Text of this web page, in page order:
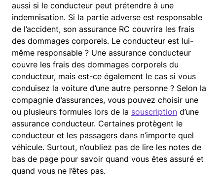
aussi si le conducteur peut prétendre à une
indemnisation. Si la partie adverse est responsable
de l’accident, son assurance RC couvrira les frais
des dommages corporels. Le conducteur est lui-
même responsable ? Une assurance conducteur
couvre les frais des dommages corporels du
conducteur, mais est-ce également le cas si vous
conduisez la voiture d’une autre personne ? Selon la
compagnie d’assurances, vous pouvez choisir une
ou plusieurs formules lors de la souscription d’une
assurance conducteur. Certaines protègent le
conducteur et les passagers dans n’importe quel
véhicule. Surtout, n’oubliez pas de lire les notes de
bas de page pour savoir quand vous êtes assuré et
quand vous ne l’êtes pas.